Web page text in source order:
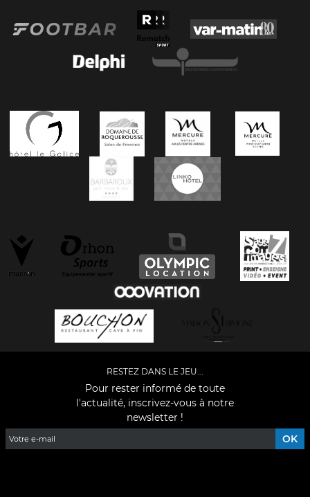
RESTEZ DANS LE JEU...
Pour rester informé de toute
l'actualité, inscrivez-vous à notre
newsletter !